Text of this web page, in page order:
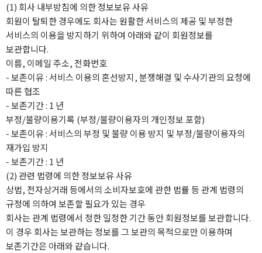
(1) 회사 내부방침에 의한 정보보유 사유
회원이 탈퇴한 경우에도 회사는 원활한 서비스의 제공 및 부정한
서비스의 이용을 방지하기 위하여 아래와 같이 회원정보를
보관합니다.
이름, 이메일 주소, 전화번호
- 보존이유 : 서비스 이용의 혼선방지, 분쟁해결 및 수사기관의 요청에
따른 협조
- 보존기간 : 1 년
부정/불량이용기록 (부정/불량이용자의 개인정보 포함)
- 보존이유 : 서비스의 부정 및 불량 이용 방지 및 부정/불량이용자의
재가입 방지
- 보존기간 : 1 년
(2) 관련 법령에 의한 정보보유 사유
상법, 전자상거래 등에서의 소비자보호에 관한 법률 등 관계 법령의
규정에 의하여 보존할 필요가 있는 경우
회사는 관계 법령에서 정한 일정한 기간 동안 회원정보를 보관합니다.
이 경우 회사는 보관하는 정보를 그 보관의 목적으로만 이용하며
보존기간은 아래와 같습니다.